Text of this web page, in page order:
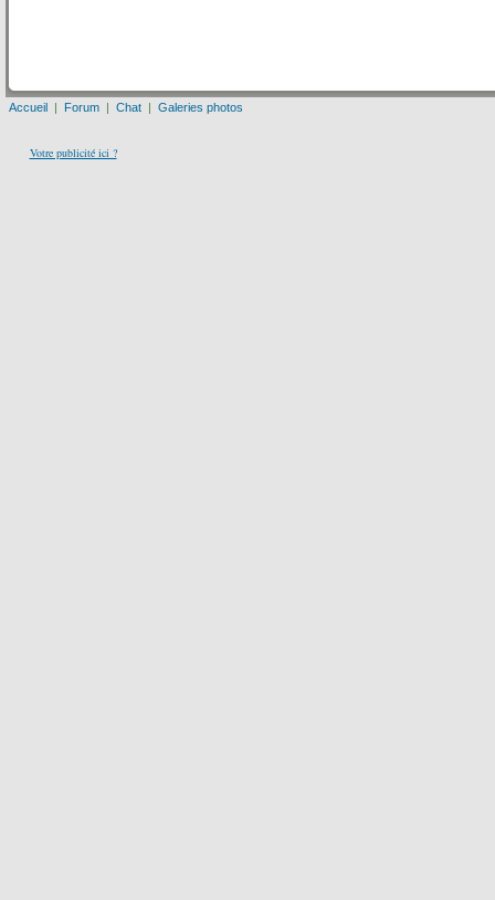
Accueil | Forum | Chat | Galeries photos
Votre publicité ici ?